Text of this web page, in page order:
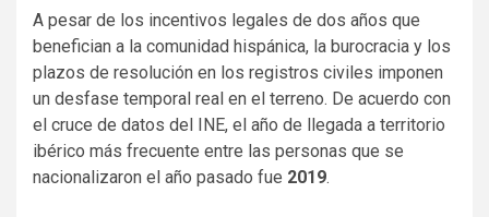
A pesar de los incentivos legales de dos años que
benefician a la comunidad hispánica, la burocracia y los
plazos de resolución en los registros civiles imponen
un desfase temporal real en el terreno. De acuerdo con
el cruce de datos del INE, el año de llegada a territorio
ibérico más frecuente entre las personas que se
nacionalizaron el año pasado fue 2019.